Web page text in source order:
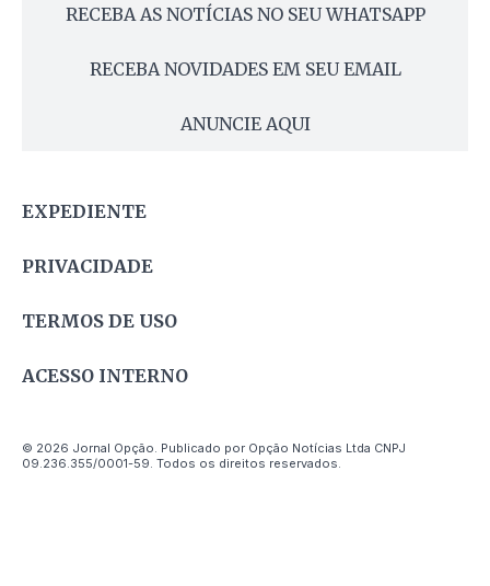
RECEBA AS NOTÍCIAS NO SEU WHATSAPP
RECEBA NOVIDADES EM SEU EMAIL
ANUNCIE AQUI
EXPEDIENTE
PRIVACIDADE
TERMOS DE USO
ACESSO INTERNO
© 2026 Jornal Opção. Publicado por Opção Notícias Ltda CNPJ
09.236.355/0001-59. Todos os direitos reservados.